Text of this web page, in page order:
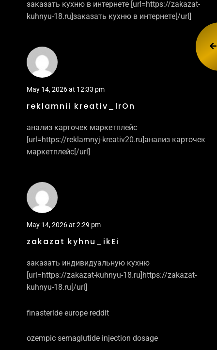
заказать кухню в интернете [url=https://zakazat-
kuhnyu-18.ru]заказать кухню в интернете[/url]
May 14, 2026 at 12:33 pm
reklamnii kreativ_lrOn
анализ карточек маркетплейс
[url=https://reklamnyj-kreativ20.ru]анализ карточек
маркетплейс[/url]
May 14, 2026 at 2:29 pm
zakazat kyhnu_ikEi
заказать индивидуальную кухню
[url=https://zakazat-kuhnyu-18.ru]https://zakazat-
kuhnyu-18.ru[/url]
finasteride europe reddit
ozempic semaglutide injection dosage